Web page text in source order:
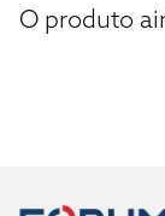
O produto